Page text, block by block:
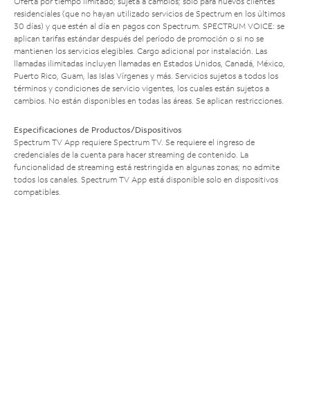
residenciales (que no hayan utilizado servicios de Spectrum en los últimos
30 días) y que estén al día en pagos con Spectrum. SPECTRUM VOICE: se
aplican tarifas estándar después del período de promoción o si no se
mantienen los servicios elegibles. Cargo adicional por instalación. Las
llamadas ilimitadas incluyen llamadas en Estados Unidos, Canadá, México,
Puerto Rico, Guam, las Islas Vírgenes y más. Servicios sujetos a todos los
términos y condiciones de servicio vigentes, los cuales están sujetos a
cambios. No están disponibles en todas las áreas. Se aplican restricciones.
Especificaciones de Productos/Dispositivos
Spectrum TV App requiere Spectrum TV. Se requiere el ingreso de
credenciales de la cuenta para hacer streaming de contenido. La
funcionalidad de streaming está restringida en algunas zonas; no admite
todos los canales. Spectrum TV App está disponible solo en dispositivos
compatibles.